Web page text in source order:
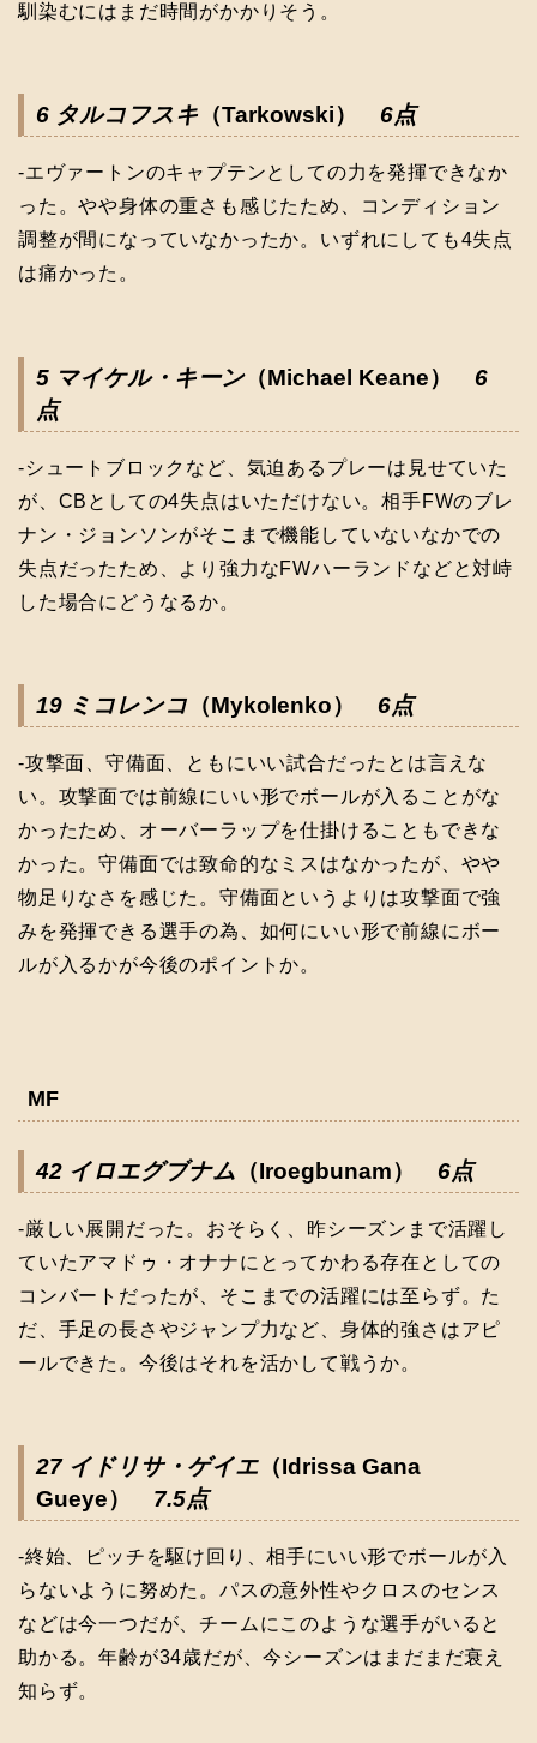
馴染むにはまだ時間がかかりそう。
6 タルコフスキ （Tarkowski） 6点
-エヴァートンのキャプテンとしての力を発揮できなか
った。やや身体の重さも感じたため、コンディション
調整が間になっていなかったか。いずれにしても4失点
は痛かった。
5 マイケル・キーン（Michael Keane） 6
点
-シュートブロックなど、気迫あるプレーは見せていた
が、CBとしての4失点はいただけない。相手FWのブレ
ナン・ジョンソンがそこまで機能していないなかでの
失点だったため、より強力なFWハーランドなどと対峙
した場合にどうなるか。
19 ミコレンコ （Mykolenko） 6点
-攻撃面、守備面、ともにいい試合だったとは言えな
い。攻撃面では前線にいい形でボールが入ることがな
かったため、オーバーラップを仕掛けることもできな
かった。守備面では致命的なミスはなかったが、やや
物足りなさを感じた。守備面というよりは攻撃面で強
みを発揮できる選手の為、如何にいい形で前線にボー
ルが入るかが今後のポイントか。
MF
42 イロエグブナム （Iroegbunam） 6点
-厳しい展開だった。おそらく、昨シーズンまで活躍し
ていたアマドゥ・オナナにとってかわる存在としての
コンバートだったが、そこまでの活躍には至らず。た
だ、手足の長さやジャンプ力など、身体的強さはアピ
ールできた。今後はそれを活かして戦うか。
27 イドリサ・ゲイエ （Idrissa Gana
Gueye） 7.5点
-終始、ピッチを駆け回り、相手にいい形でボールが入
らないように努めた。パスの意外性やクロスのセンス
などは今一つだが、チームにこのような選手がいると
助かる。年齢が34歳だが、今シーズンはまだまだ衰え
知らず。